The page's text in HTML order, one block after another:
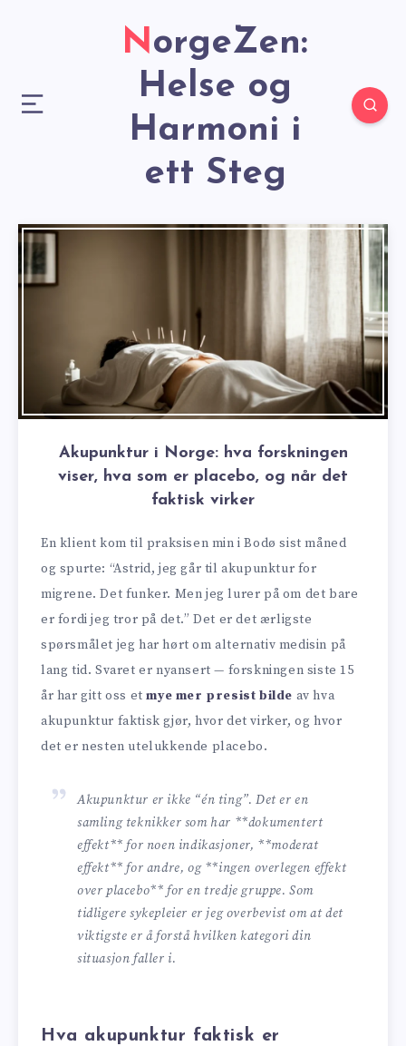
NorgeZen:
Helse og
Harmoni i
ett Steg
Akupunktur i Norge: hva forskningen
viser, hva som er placebo, og når det
faktisk virker
En klient kom til praksisen min i Bodø sist måned
og spurte: “Astrid, jeg går til akupunktur for
migrene. Det funker. Men jeg lurer på om det bare
er fordi jeg tror på det.” Det er det ærligste
spørsmålet jeg har hørt om alternativ medisin på
lang tid. Svaret er nyansert — forskningen siste 15
år har gitt oss etmye mer presist bilde av hva
akupunktur faktisk gjør, hvor det virker, og hvor
det er nesten utelukkende placebo.
Akupunktur er ikke “én ting”. Det er en
samling teknikker som har **dokumentert
effekt** for noen indikasjoner, **moderat
effekt** for andre, og **ingen overlegen effekt
over placebo** for en tredje gruppe. Som
tidligere sykepleier er jeg overbevist om at det
viktigste er å forstå hvilken kategori din
situasjon faller i.
Hva akupunktur faktisk er